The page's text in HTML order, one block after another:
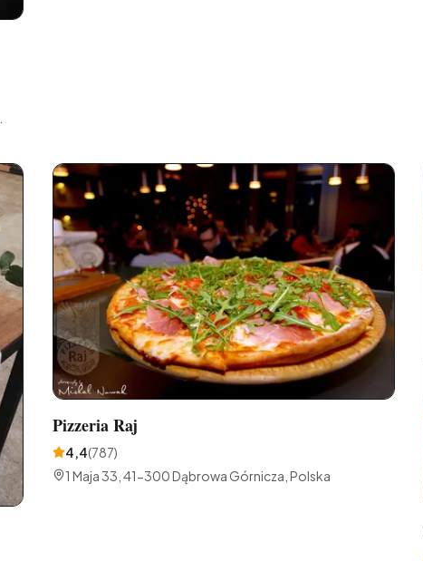
Pizzeria Raj
4,4(787)
1 Maja 33, 41-300 Dąbrowa Górnicza, Polska